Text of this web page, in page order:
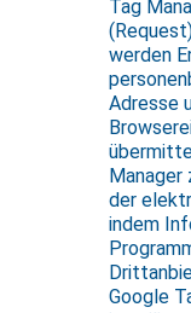
Tag
werden
Adresse
der
indem
Google